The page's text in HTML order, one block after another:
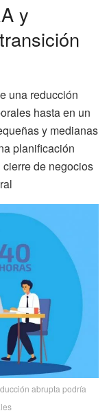
y
una reducción
hasta en un
y medianas
planificación
de negocios
abrupta podría